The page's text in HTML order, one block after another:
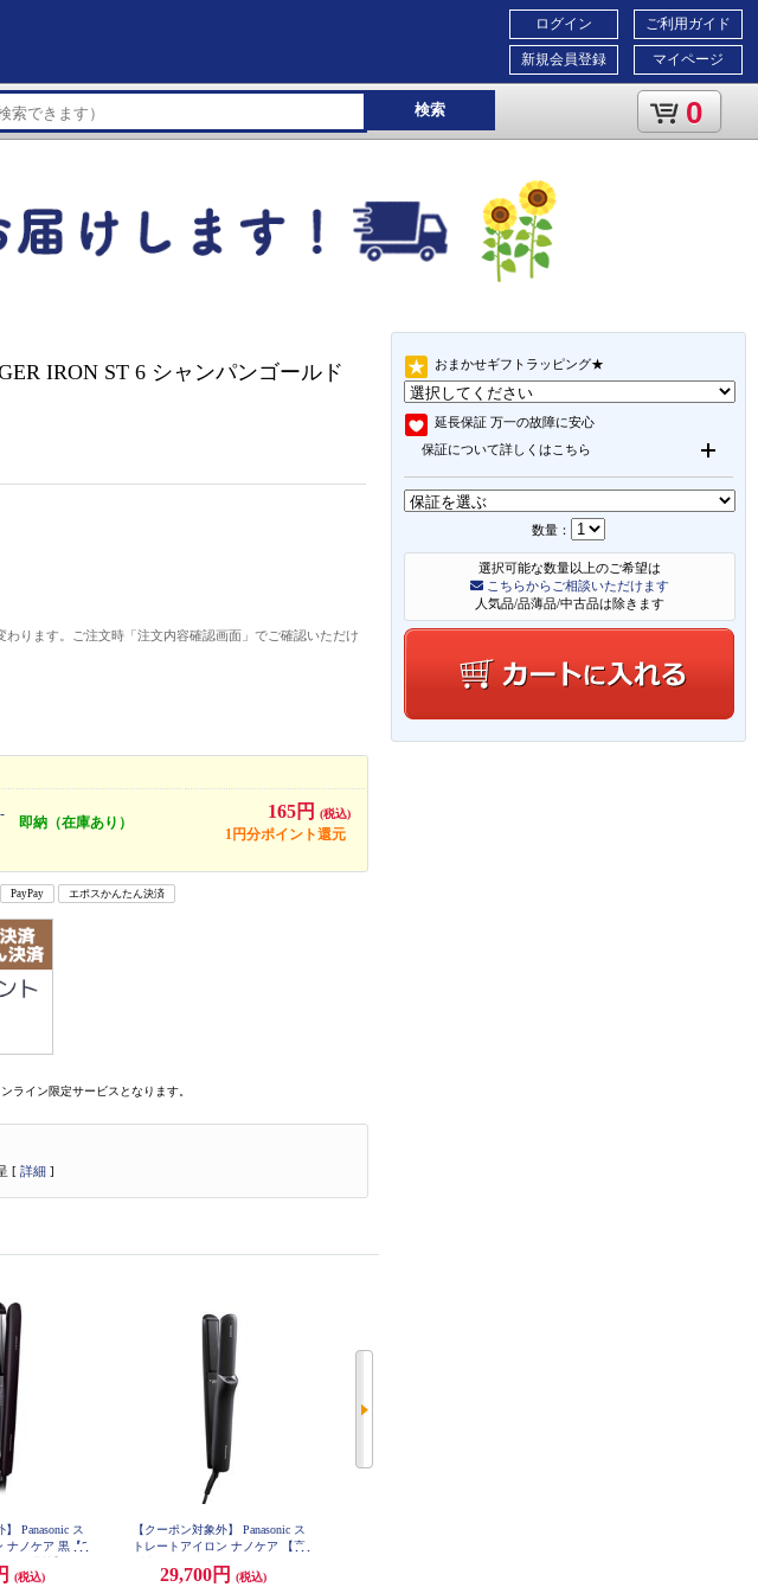
ご利用ガイド
マイページ
ログイン
新規会員登録
検索 0
おまかせギフトラッピング★
延長保証 万一の故障に安心
保証について詳しくはこちら
数量：
選択可能な数量以上のご希望は
こちらからご相談いただけます
人気品/品薄品/中古品は除きます
IRON ST 6 シャンパンゴールド
ります。ご注文時「注文内容確認画面」でご確認いただけ
即納（在庫あり）
165円 (税込)
1円分ポイント還元
PayPay エポスかんたん決済
ライン限定サービスとなります。
[ 詳細 ]
】 Panasonic ス
ナノケア 黒【5
K(税込)
【クーポン対象外】 Panasonic ス
トレートアイロン ナノケア 【高
レート/ディープネイビー】 EH-H
29,700円
(税込)